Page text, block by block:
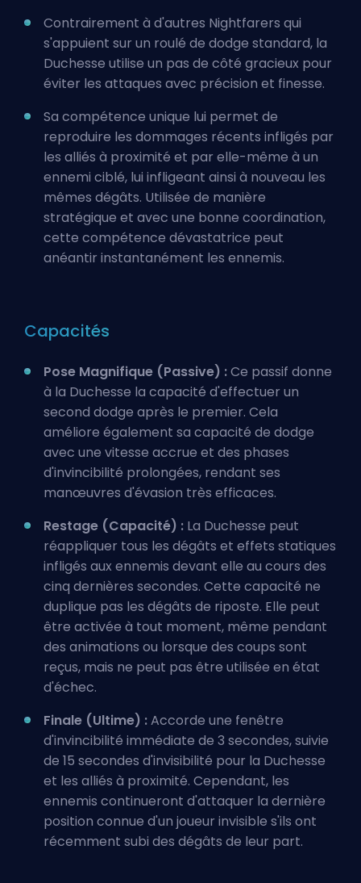
Contrairement à d'autres Nightfarers qui
s'appuient sur un roulé de dodge standard, la
Duchesse utilise un pas de côté gracieux pour
éviter les attaques avec précision et finesse.
Sa compétence unique lui permet de
reproduire les dommages récents infligés par
les alliés à proximité et par elle-même à un
ennemi ciblé, lui infligeant ainsi à nouveau les
mêmes dégâts. Utilisée de manière
stratégique et avec une bonne coordination,
cette compétence dévastatrice peut
anéantir instantanément les ennemis.
Capacités
Pose Magnifique (Passive) :Ce passif donne
à la Duchesse la capacité d'effectuer un
second dodge après le premier. Cela
améliore également sa capacité de dodge
avec une vitesse accrue et des phases
d'invincibilité prolongées, rendant ses
manœuvres d'évasion très efficaces.
Restage (Capacité) : La Duchesse peut
réappliquer tous les dégâts et effets statiques
infligés aux ennemis devant elle au cours des
cinq dernières secondes. Cette capacité ne
duplique pas les dégâts de riposte. Elle peut
être activée à tout moment, même pendant
des animations ou lorsque des coups sont
reçus, mais ne peut pas être utilisée en état
d'échec.
Finale (Ultime) :Accorde une fenêtre
d'invincibilité immédiate de 3 secondes, suivie
de 15 secondes d'invisibilité pour la Duchesse
et les alliés à proximité. Cependant, les
ennemis continueront d'attaquer la dernière
position connue d'un joueur invisible s'ils ont
récemment subi des dégâts de leur part.